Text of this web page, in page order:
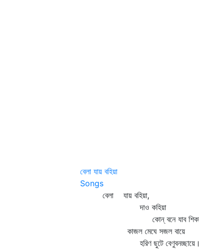
বেলা যায় বহিয়া
Songs
বেলা যায় বহিয়া,
দাও কহিয়া
কোন্‌ বনে যাব
কাজল মেঘে সজল বায়ে
হরিণ ছুটে বেণুবনচ্ছায়ে।